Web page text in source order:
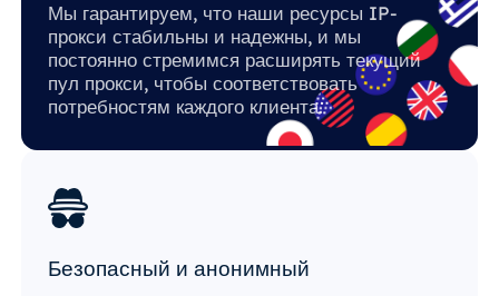
Мы гарантируем, что наши ресурсы IP-
прокси стабильны и надежны, и мы
постоянно стремимся расширять текущий
пул прокси, чтобы соответствовать
потребностям каждого клиента.
Безопасный и анонимный